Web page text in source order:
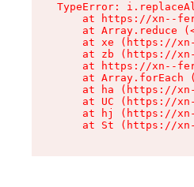
TypeError:
at https://xn--
at Array.reduce
at xe (https://
at zb (https://
at https://xn--
at Array.forEach
at ha (https://
at UC (https://
at hj (https://
at St (https://